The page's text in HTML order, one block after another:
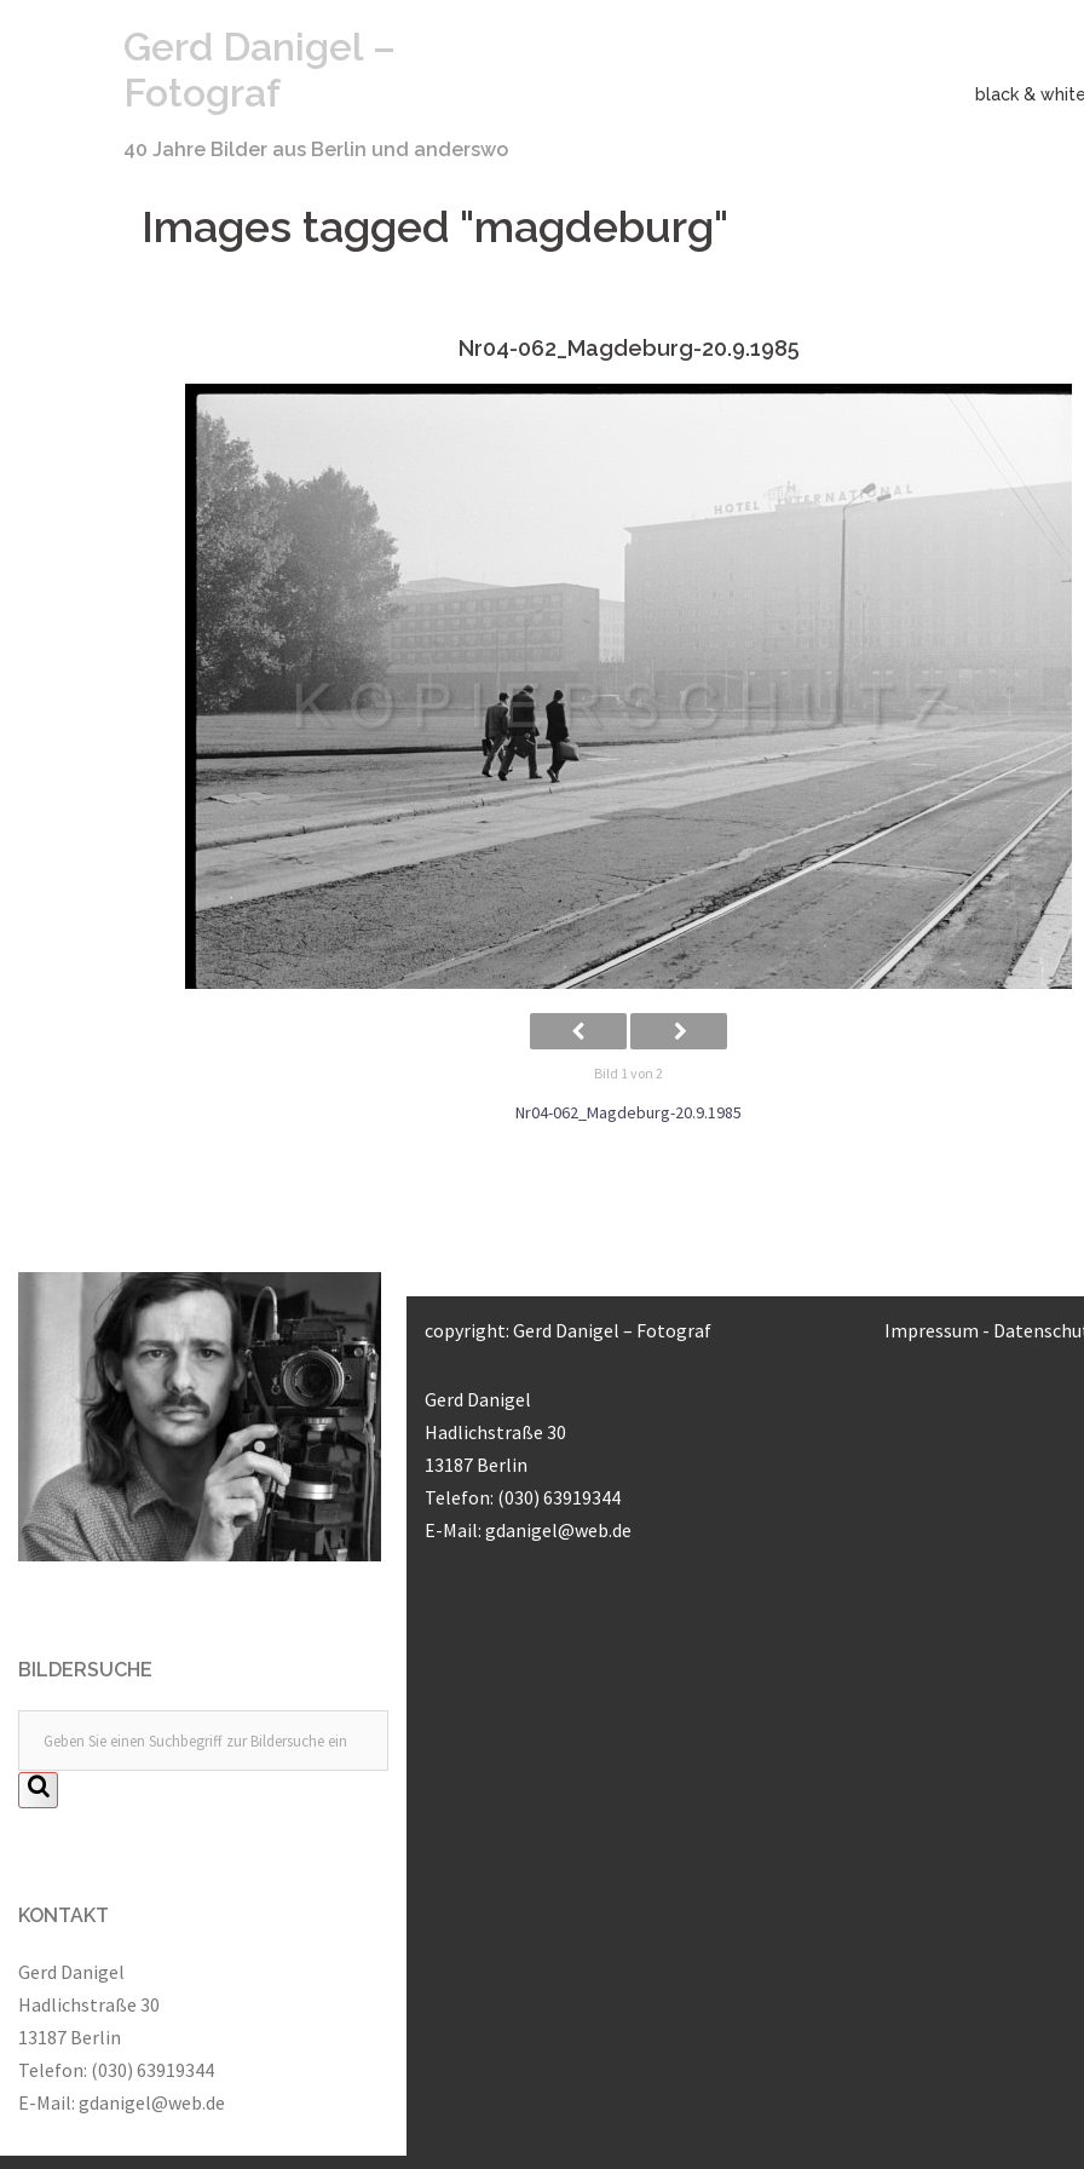
Gerd Danigel –
Fotograf
40 Jahre Bilder aus Berlin und anderswo
black &
Images tagged "magdeburg"
Nr04-062_Magdeburg-20.9.1985
Bild 1 von 2
Nr04-062_Magdeburg-20.9.1985
BILDERSUCHE
KONTAKT
Gerd Danigel
Hadlichstraße 30
13187 Berlin
Telefon: (030) 63919344
E-Mail: gdanigel@web.de
copyright: Gerd Danigel – Fotograf Impressum -
Gerd Danigel
Hadlichstraße 30
13187 Berlin
Telefon: (030) 63919344
E-Mail: gdanigel@web.de